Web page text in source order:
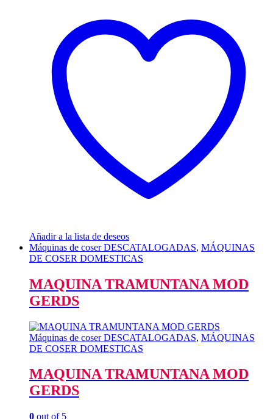
Añadir a la lista de deseos
Máquinas de coser DESCATALOGADAS, MÁQUINAS
DE COSER DOMESTICAS
MAQUINA TRAMUNTANA MOD
GERDS
Máquinas de coser DESCATALOGADAS, MÁQUINAS
DE COSER DOMESTICAS
MAQUINA TRAMUNTANA MOD
GERDS
0 out of 5